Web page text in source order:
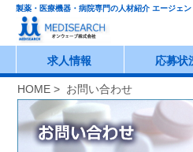
製薬・医療機器・病院専門の人材紹介 エージェン
求人情報 応募状
HOME > お問い合わせ